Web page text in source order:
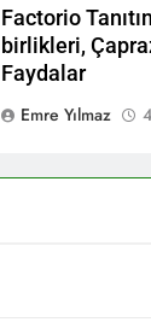
Factorio
birlikleri,
Faydalar
Emre Yılmaz